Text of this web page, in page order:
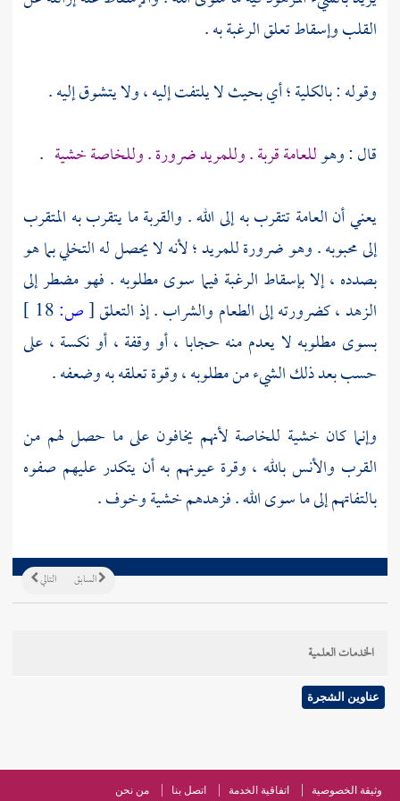
القلب وإسقاط تعلق الرغبة به .
وقوله : بالكلية ؛ أي بحيث لا يلتفت إليه ، ولا يتشوق إليه .
قال : وهوللعامة قربة . وللمريد ضرورة . وللخاصة خشية .
يعني أن العامة تتقرب به إلى الله . والقربة ما يتقرب به المتقرب
إلى محبوبه . وهو ضرورة للمريد ؛ لأنه لا يحصل له التخلي بما هو
بصدده ، إلا بإسقاط الرغبة فيما سوى مطلوبه . فهو مضطر إلى
الزهد ، كضرورته إلى الطعام والشراب . إذ التعلق[ص:
بسوى مطلوبه لا يعدم منه حجابا ، أو وقفة ، أو نكسة ، على
حسب بعد ذلك الشيء من مطلوبه ، وقوة تعلقه به وضعفه .
وإنما كان خشية للخاصة لأنهم يخافون على ما حصل لهم من
القرب والأنس بالله ، وقرة عيونهم به أن يتكدر عليهم صفوه
بالتفاتهم إلى ما سوى الله . فزهدهم خشية وخوف .
التالي السابق
الخدمات العلمية
عناوين الشجرة
وثيقة الخصوصية اتفاقية الخدمة اتصل بنا من نحن